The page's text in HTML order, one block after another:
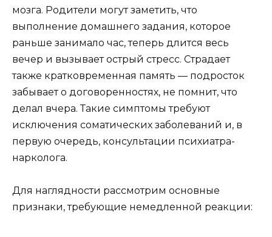
мозга. Родители могут заметить, что
выполнение домашнего задания, которое
раньше занимало час, теперь длится весь
вечер и вызывает острый стресс. Страдает
также кратковременная память — подросток
забывает о договоренностях, не помнит, что
делал вчера. Такие симптомы требуют
исключения соматических заболеваний и, в
первую очередь, консультации психиатра-
нарколога.
Для наглядности рассмотрим основные
признаки, требующие немедленной реакции: